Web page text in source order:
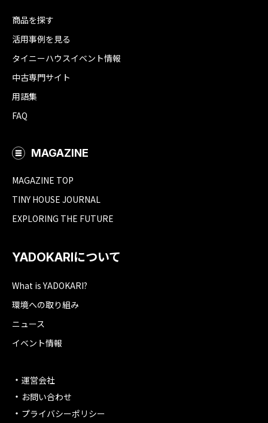
商品を探す
活用事例を見る
タイニーハウスイベント情報
中古専門サイト
用語集
FAQ
MAGAZINE
MAGAZINE TOP
TINY HOUSE JOURNAL
EXPLORING THE FUTURE
YADOKARIについて
What is YADOKARI?
環境への取り組み
ニュース
イベント情報
運営会社
お問い合わせ
プライバシーポリシー